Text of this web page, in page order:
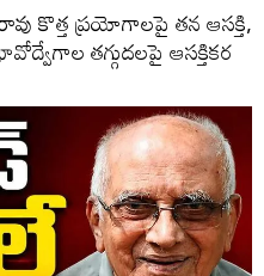
కొత్త ప్రయోగాలపై తన ఆసక్తి,
తగ్గుదలపై ఆసక్తికర